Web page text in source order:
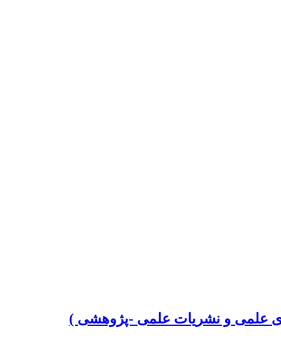
علمی و نشریات علمی -پژوهشی )